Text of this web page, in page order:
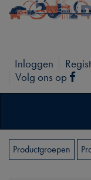
Inloggen
Volg ons op
Productgroepen